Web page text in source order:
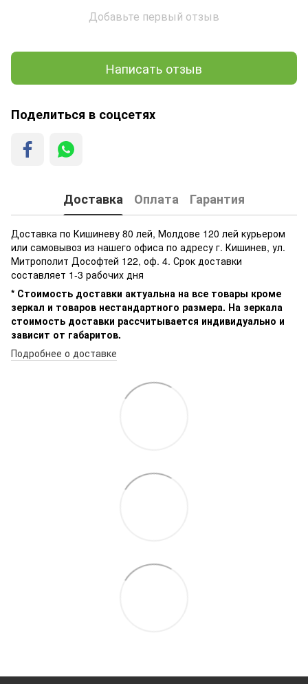
Добавьте первый отзыв
Написать отзыв
Поделиться в соцсетях
Доставка Оплата Гарантия
Доставка по Кишиневу 80 лей, Молдове 120 лей курьером
или самовывоз из нашего офиса по адресу г. Кишинев, ул.
Митрополит Дософтей 122, оф. 4. Срок доставки
составляет 1-3 рабочих дня
* Стоимость доставки актуальна на все товары кроме
зеркал и товаров нестандартного размера. На зеркала
стоимость доставки рассчитывается индивидуально и
зависит от габаритов.
Подробнее о доставке